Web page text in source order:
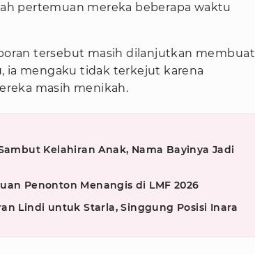
pertemuan mereka beberapa waktu
tersebut masih dilanjutkan membuat
ia mengaku tidak terkejut karena
masih menikah.
Kelahiran Anak, Nama Bayinya Jadi
Penonton Menangis di LMF 2026
Lindi untuk Starla, Singgung Posisi Inara